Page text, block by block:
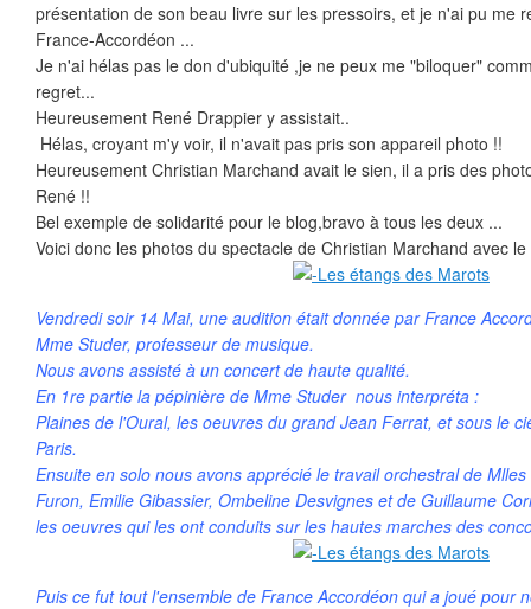
présentation de son beau livre sur les pressoirs, et je n'ai pu me
France-Accordéon ...
Je n'ai hélas pas le don d'ubiquité ,je ne peux me "biloquer"
regret...
Heureusement René Drappier y assistait..
Hélas, croyant m'y voir, il n'avait pas pris son appareil photo !!
Heureusement Christian Marchand avait le sien, il a pris des
René !!
Bel exemple de solidarité pour le blog,bravo à tous les deux ...
Voici donc les photos du spectacle de Christian Marchand avec
Vendredi soir 14 Mai, une audition était donnée par France
Mme Studer, professeur de musique.
Nous avons assisté à un concert de haute qualité.
En 1re partie la pépinière de Mme Studer nous interpréta :
Plaines de l'Oural, les oeuvres du grand Jean Ferrat, et sous le
Paris.
Ensuite en solo nous avons apprécié le travail orchestral de
Furon, Emilie Gibassier, Ombeline Desvignes et de Guillaume
les oeuvres qui les ont conduits sur les hautes marches des
Puis ce fut tout l'ensemble de France Accordéon qui a joué pour